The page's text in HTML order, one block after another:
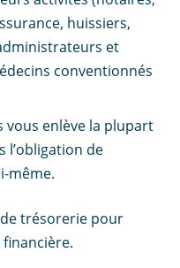
huissiers,
et
conventionnés
vous enlève la plupart
l’obligation de
même.
trésorerie pour